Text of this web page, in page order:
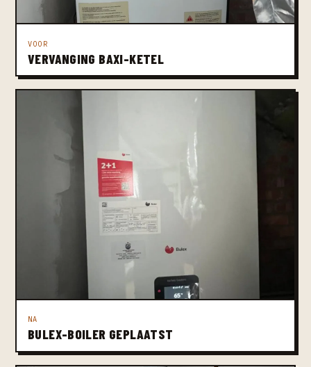
VOOR
VERVANGING BAXI-KETEL
NA
BULEX-BOILER GEPLAATST